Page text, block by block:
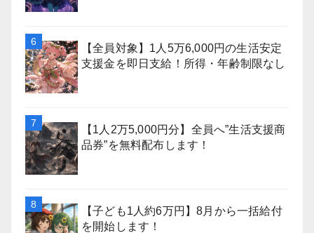
【全員対象】1人5万6,000円の生活安定
支援金を即日支給！所得・年齢制限なし
【1人2万5,000円分】全員へ”生活支援商
品券”を無料配布します！
【子ども1人約6万円】8月から一括給付
を開始します！